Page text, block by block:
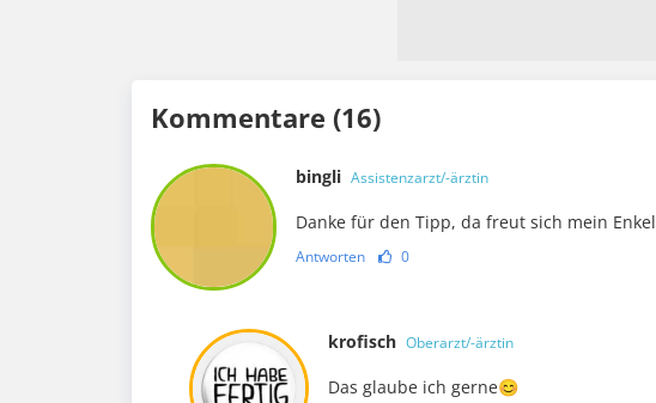
Kommentare (16)
bingli Assistenzarzt/-ärztin
Danke für den Tipp, da freut sich mein Enkel
Antworten 0
krofisch Oberarzt/-ärztin
Das glaube ich gerne😊